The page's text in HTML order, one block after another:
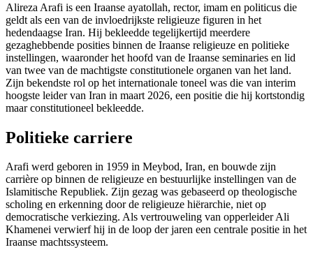
Alireza Arafi is een Iraanse ayatollah, rector, imam en politicus die
geldt als een van de invloedrijkste religieuze figuren in het
hedendaagse Iran. Hij bekleedde tegelijkertijd meerdere
gezaghebbende posities binnen de Iraanse religieuze en politieke
instellingen, waaronder het hoofd van de Iraanse seminaries en lid
van twee van de machtigste constitutionele organen van het land.
Zijn bekendste rol op het internationale toneel was die van interim
hoogste leider van Iran in maart 2026, een positie die hij kortstondig
maar constitutioneel bekleedde.
Politieke carriere
Arafi werd geboren in 1959 in Meybod, Iran, en bouwde zijn
carrière op binnen de religieuze en bestuurlijke instellingen van de
Islamitische Republiek. Zijn gezag was gebaseerd op theologische
scholing en erkenning door de religieuze hiërarchie, niet op
democratische verkiezing. Als vertrouweling van opperleider Ali
Khamenei verwierf hij in de loop der jaren een centrale positie in het
Iraanse machtssysteem.